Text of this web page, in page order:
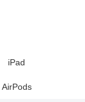
iPad
AirPods